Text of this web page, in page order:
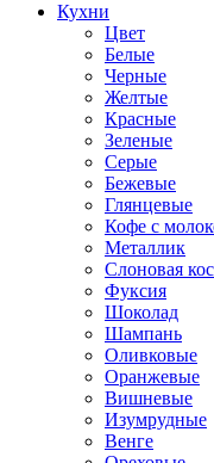
Кухни
Цвет
Белые
Черные
Желтые
Красные
Зеленые
Серые
Бежевые
Глянцевые
Кофе с
Металлик
Слоновая
Фуксия
Шоколад
Шампань
Оливковые
Оранжевые
Вишневые
Изумрудные
Венге